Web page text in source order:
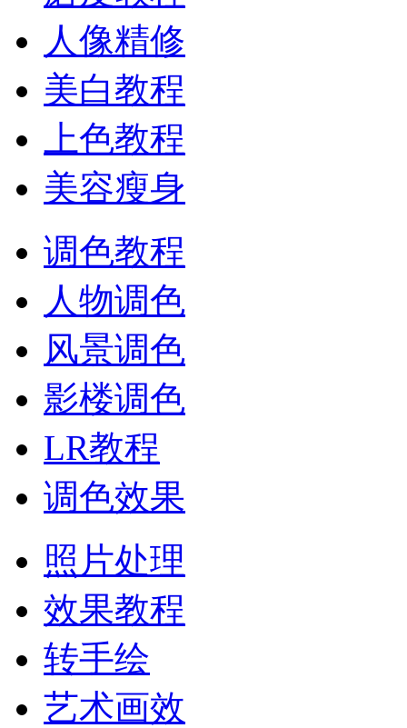
人像精修
美白教程
上色教程
美容瘦身
调色教程
人物调色
风景调色
影楼调色
LR教程
调色效果
照片处理
效果教程
转手绘
艺术画效